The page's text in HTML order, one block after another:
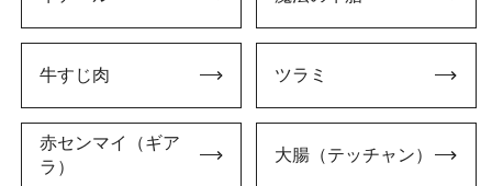
牛すじ肉 ツラミ
赤センマイ（ギア
ラ）
大腸（テッチャン）